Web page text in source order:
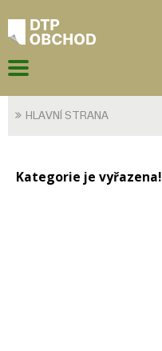
HLAVNÍ STRANA
Kategorie je vyřazena!